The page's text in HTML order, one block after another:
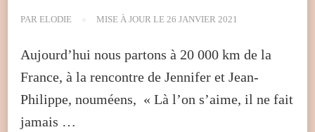
PAR ELODIE MISE À JOUR LE 26 JANVIER 2021
Aujourd’hui nous partons à 20 000 km de la
France, à la rencontre de Jennifer et Jean-
Philippe, nouméens, « Là l’on s’aime, il ne fait
jamais …